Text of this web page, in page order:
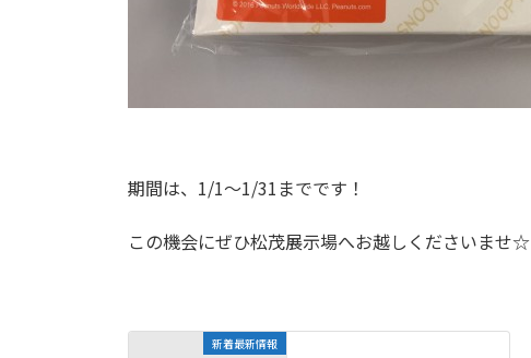
期間は、1/1～1/31までです！
この機会にぜひ松茂展示場へお越しくださいませ☆
新着最新情報